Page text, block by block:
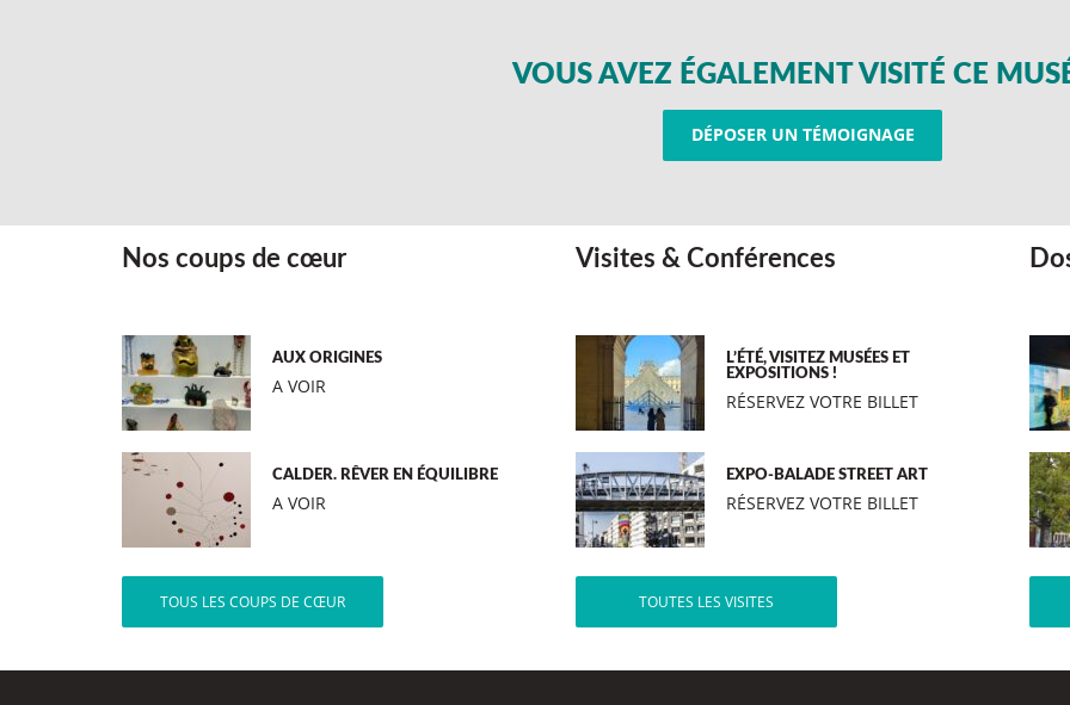
VOUS AVEZ ÉGALEMENT VISITÉ CE
DÉPOSER UN TÉMOIGNAGE
Nos coups de cœur
AUX ORIGINES
A VOIR
CALDER. RÊVER EN ÉQUILIBRE
A VOIR
TOUS LES COUPS DE CŒUR
Visites & Conférences
L’ÉTÉ, VISITEZ MUSÉES ET
EXPOSITIONS !
RÉSERVEZ VOTRE BILLET
EXPO-BALADE STREET ART
RÉSERVEZ VOTRE BILLET
TOUTES LES VISITES